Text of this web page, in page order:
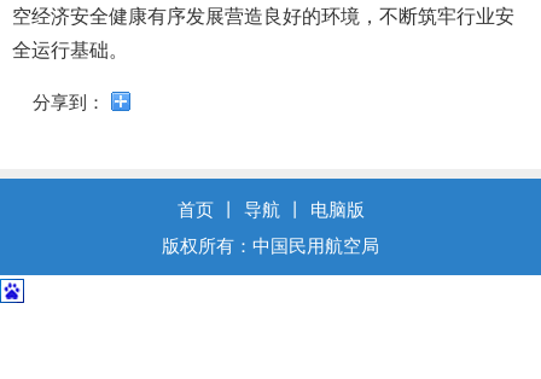
空经济安全健康有序发展营造良好的环境，不断筑牢行业安
全运行基础。
分享到：
首页 丨 导航 丨
电脑版
版权所有：中国民用航空局